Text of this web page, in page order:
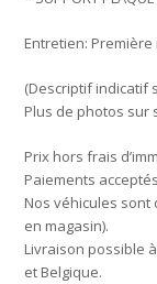
Entretien: Première
(Descriptif indicatif
Plus de photos sur
Prix hors frais
Paiements
Nos véhicules sont
en magasin).
Livraison possible
et Belgique.